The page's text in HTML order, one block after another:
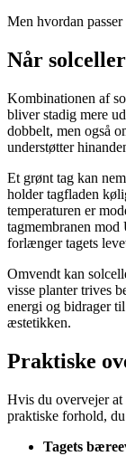
Men hvordan
Når
Kombinationen af
bliver stadig mere
dobbelt, men også
understøtter
Et grønt tag kan
holder tagfladen
temperaturen er
tagmembranen
forlænger tagets
Omvendt kan
visse planter trives
energi og bidrager
æstetikken.
Praktiske
Hvis du overvejer at
praktiske forhold,
Tagets